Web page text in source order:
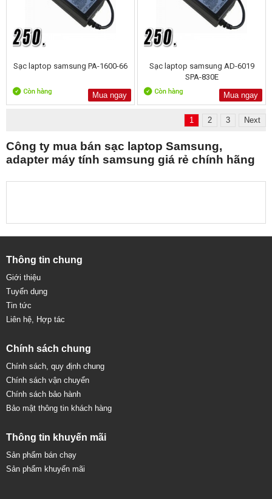
Sạc laptop samsung PA-1600-66
Mua ngay
Sạc laptop samsung AD-6019
SPA-830E
Mua ngay
1 2 3 Next
Công ty mua bán sạc laptop Samsung,
adapter máy tính samsung giá rẻ chính hãng
Thông tin chung
Giới thiệu
Tuyển dụng
Tin tức
Liên hệ, Hợp tác
Chính sách chung
Chính sách, quy định chung
Chính sách vận chuyển
Chính sách bảo hành
Bảo mật thông tin khách hàng
Thông tin khuyến mãi
Sản phẩm bán chạy
Sản phẩm khuyến mãi